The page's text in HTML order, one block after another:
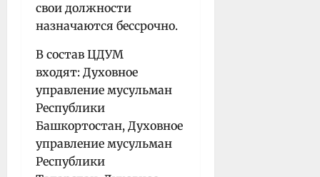
свои должности
назначаются бессрочно.
В состав ЦДУМ
входят: Духовное
управление мусульман
Республики
Башкортостан, Духовное
управление мусульман
Республики